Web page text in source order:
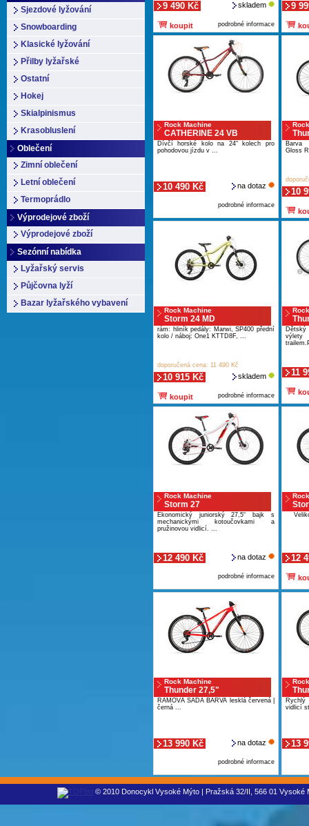
Sjezdové lyžování
Snowboarding
Klasické lyžování
Přilby lyžařské
Ostatní
Hokej
Skialpinismus
Krasobluslení
Oblečení
Zimní oblečení
Letní oblečení
Termoprádlo
Výprodejové zboží
Výprodejové zboží
Sezónní nabídka
Lyžařský servis
Půjčovna lyží
Bazar lyžařského vybavení
9 490 Kč skladem
koupit podrobné informace
9
Rock Machine
CATHERINE 24 VB
Dívčí horské kolo na 24“ kolech pro
pohodovou jízdu v ...
10 490 Kč na dotaz
podrobné informace
Barva
Gloss
10
Rock Machine
Storm 24 MD
rám: hliník pedály: Marwi, SP400 přední
kolo / náboj: One1 KTTD8F, ...
doporučená cena: 11 490 Kč
10 915 Kč skladem
koupit podrobné informace
Dětský
11
Rock Machine
Storm 27
Ekonomický juniorský 27,5“ bajk s
mechanickými kotoučovkami a
pružinovou vidlicí. ...
12 490 Kč na dotaz
podrobné informace
12
Rock Machine
Thunder 27,5"
RÁMOVÁ SADA BARVA lesklá červená |
černá ...
13 990 Kč na dotaz
podrobné informace
Rychlý
vidlicí
13
© 2010 Donocykl Vysoké Mýto | Pražská 32/II, 566 01 Vysoké